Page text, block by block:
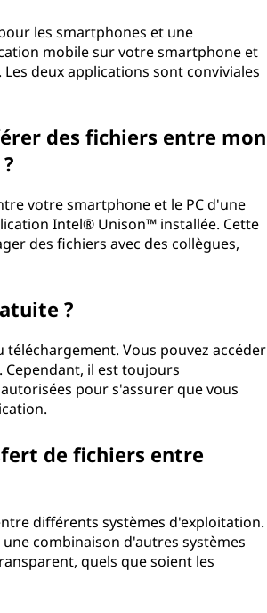
les smartphones et une
mobile sur votre smartphone et
deux applications sont conviviales
des fichiers entre mon
votre smartphone et le PC d'une
Intel® Unison™ installée. Cette
des fichiers avec des collègues,
?
Vous pouvez accéder
il est toujours
pour s'assurer que vous
de fichiers entre
différents systèmes d'exploitation.
combinaison d'autres systèmes
quels que soient les